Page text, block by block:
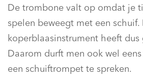
De trombone valt op omdat je
spelen beweegt met een schuif.
koperblaasinstrument heeft dus
Daarom durft men ook wel
een schuiftrompet te spreken.